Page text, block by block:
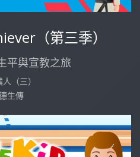
（第三季）
平與宣教之旅
（三）
生傳